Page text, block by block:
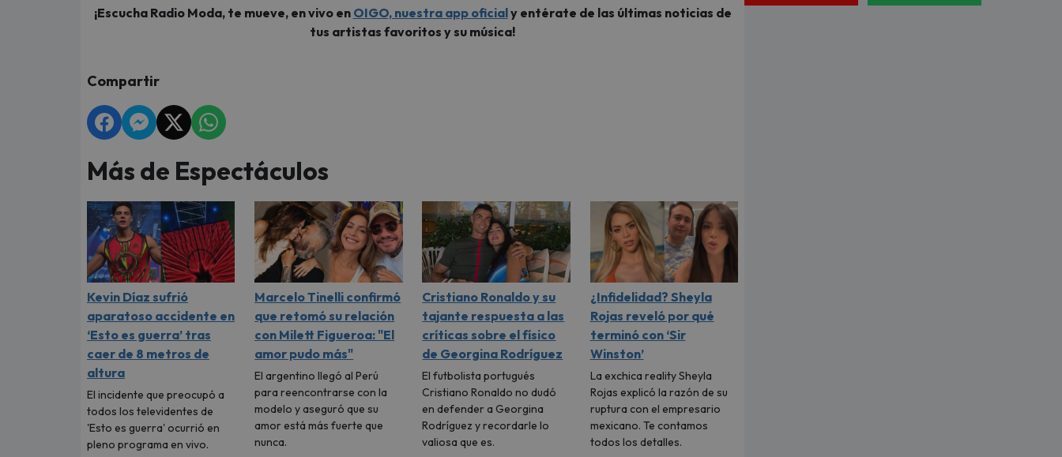
¡Escucha Radio Moda, te mueve, en vivo en OIGO, nuestra app oficialy entérate de las últimas noticias de
tus artistas favoritos y su música!
Compartir
Más de Espectáculos
Kevin Díaz sufrió
aparatoso accidente en
‘Esto es guerra’ tras
caer de 8 metros de
altura
El incidente que preocupó a
todos los televidentes de
'Esto es guerra' ocurrió en
pleno programa en vivo.
Marcelo Tinelli confirmó
que retomó su relación
con Milett Figueroa: "El
amor pudo más"
El argentino llegó al Perú
para reencontrarse con la
modelo y aseguró que su
amor está más fuerte que
nunca.
Cristiano Ronaldo y su
tajante respuesta a las
críticas sobre el físico
de Georgina Rodríguez
El futbolista portugués
Cristiano Ronaldo no dudó
en defender a Georgina
Rodríguez y recordarle lo
valiosa que es.
¿Infidelidad? Sheyla
Rojas reveló por qué
terminó con ‘Sir
Winston’
La exchica reality Sheyla
Rojas explicó la razón de su
ruptura con el empresario
mexicano. Te contamos
todos los detalles.